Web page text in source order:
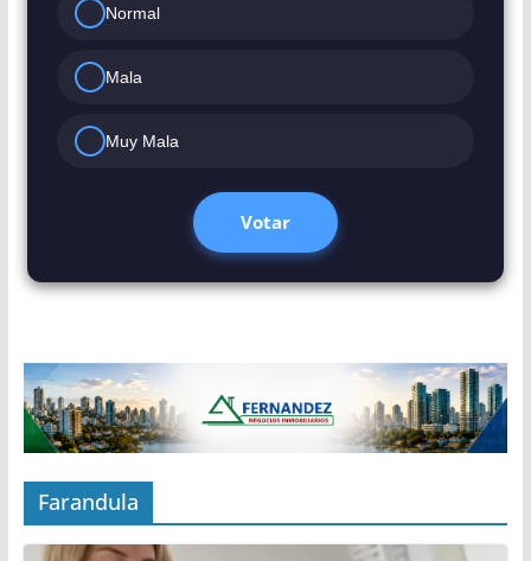
Normal
Mala
Muy Mala
Votar
Farandula